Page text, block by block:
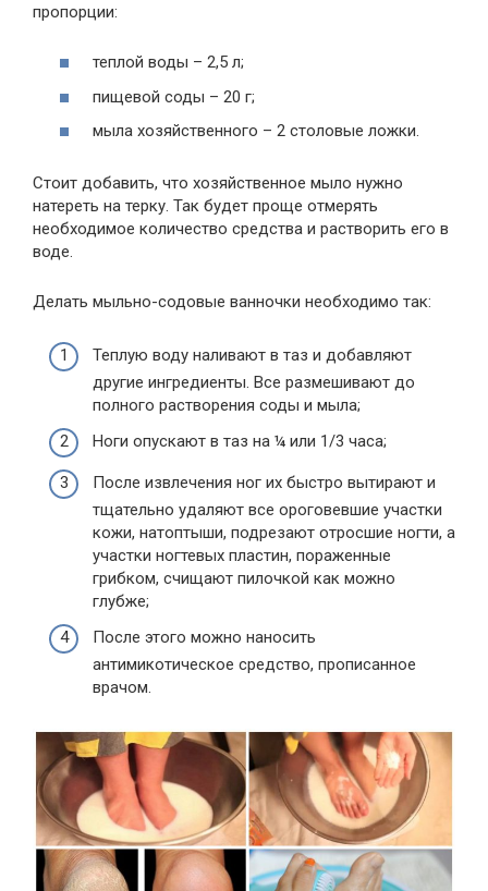
пропорции:
теплой воды – 2,5 л;
пищевой соды – 20 г;
мыла хозяйственного – 2 столовые ложки.
Стоит добавить, что хозяйственное мыло нужно
натереть на терку. Так будет проще отмерять
необходимое количество средства и растворить его в
воде.
Делать мыльно-содовые ванночки необходимо так:
Теплую воду наливают в таз и добавляют
другие ингредиенты. Все размешивают до
полного растворения соды и мыла;
Ноги опускают в таз на ¼ или 1/3 часа;
После извлечения ног их быстро вытирают и
тщательно удаляют все ороговевшие участки
кожи, натоптыши, подрезают отросшие ногти, а
участки ногтевых пластин, пораженные
грибком, счищают пилочкой как можно
глубже;
После этого можно наносить
антимикотическое средство, прописанное
врачом.